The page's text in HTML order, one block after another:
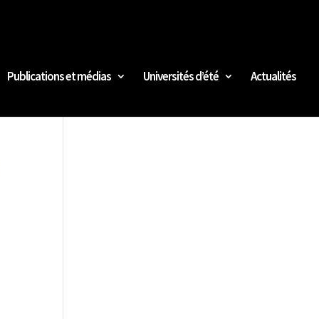
Publications et médias Universités d’été Actualités